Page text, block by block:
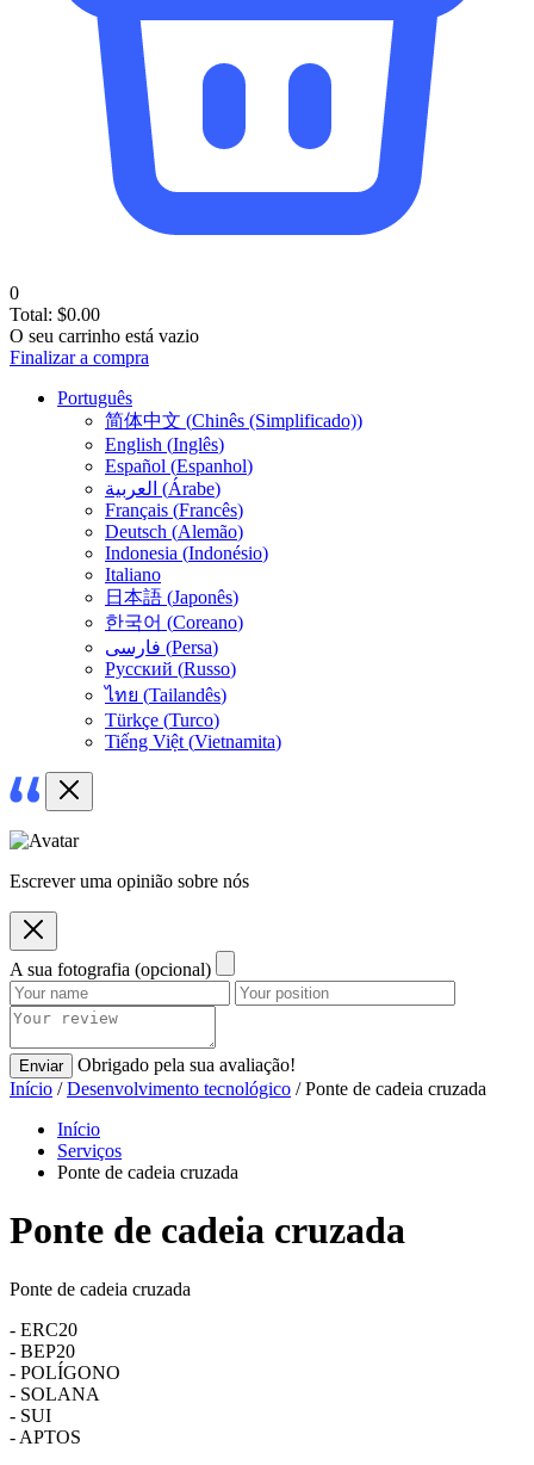
0
Total: $0.00
O seu carrinho está vazio
Finalizar a compra
Português
简体中文 (Chinês (Simplificado))
English (Inglês)
Español (Espanhol)
العربية (Árabe)
Français (Francês)
Deutsch (Alemão)
Indonesia (Indonésio)
Italiano
日本語 (Japonês)
한국어 (Coreano)
فارسی (Persa)
Русский (Russo)
ไทย (Tailandês)
Türkçe (Turco)
Tiếng Việt (Vietnamita)
Escrever uma opinião sobre nós
A sua fotografia (opcional)
Enviar
Obrigado pela sua avaliação!
Início /Desenvolvimento tecnológico / Ponte de cadeia cruzada
Início
Serviços
Ponte de cadeia cruzada
Ponte de cadeia cruzada
Ponte de cadeia cruzada
- ERC20
- BEP20
- POLÍGONO
- SOLANA
- SUI
- APTOS